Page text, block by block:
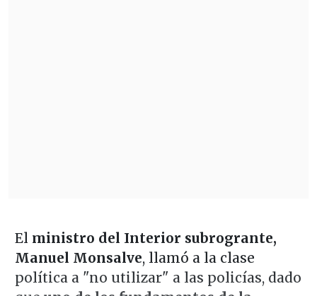
El ministro del Interior subrogrante,
Manuel Monsalve, llamó a la clase
política a "no utilizar" a las policías, dado